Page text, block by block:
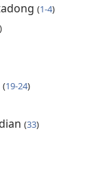
(1-4)
(19-24)
(33)